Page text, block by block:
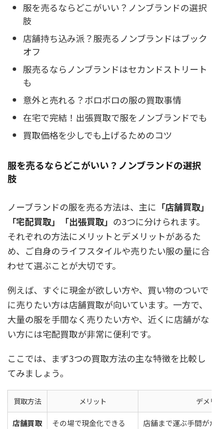
服を売るならどこがいい？ノンブランドの選択
肢
店舗持ち込み派？服売るノンブランドはブック
オフ
服売るならノンブランドはセカンドストリート
も
意外と売れる？ボロボロの服の買取事情
在宅で完結！出張買取で服をノンブランドでも
買取価格を少しでも上げるためのコツ
服を売るならどこがいい？ノンブランドの選択
肢
ノーブランドの服を売る方法は、主に 「店舗買取」
「宅配買取」「出張買取」 の3つに分けられます。
それぞれの方法にメリットとデメリットがあるた
め、ご自身のライフスタイルや売りたい服の量に合
わせて選ぶことが大切です。
例えば、すぐに現金が欲しい方や、買い物のついで
に売りたい方は店舗買取が向いています。一方で、
大量の服を手間なく売りたい方や、近くに店舗がな
い方には宅配買取が非常に便利です。
ここでは、まず3つの買取方法の主な特徴を比較し
てみましょう。
買取方法 メリット デメリ
店舗買取
その場で現金化できる
店舗まで運ぶ手間がか